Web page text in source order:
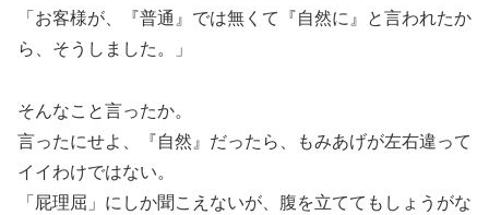
「お客様が、『普通』では無くて『自然に』と言われたか
ら、そうしました。」
そんなこと言ったか。
言ったにせよ、『自然』だったら、もみあげが左右違って
イイわけではない。
「屁理屈」にしか聞こえないが、腹を立ててもしょうがな